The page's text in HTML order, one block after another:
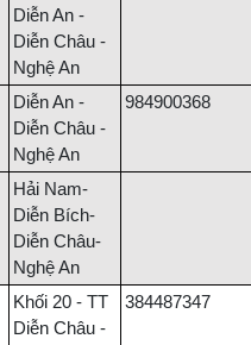
Diễn An -
Diễn Châu -
Nghệ An
Diễn An -
Diễn Châu -
Nghệ An
984900368
Hải Nam-
Diễn Bích-
Diễn Châu-
Nghệ An
Khối 20 - TT
Diễn Châu -
384487347